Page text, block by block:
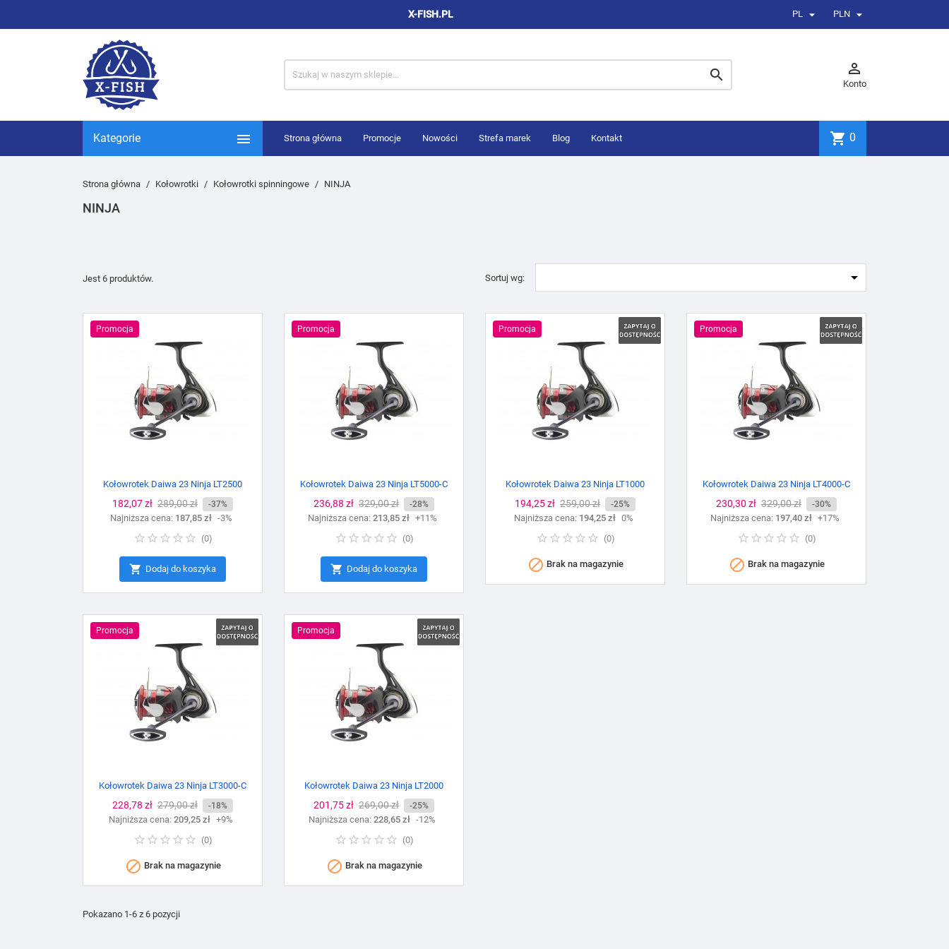
X-FISH.PL PL  PLN 
 
Konto
Kategorie  Strona główna Promocje Nowości Strefa marek Blog Kontakt shopping_cart 0
Strona główna Kołowrotki Kołowrotki spinningowe NINJA
NINJA
Jest 6 produktów. Sortuj wg: 
Promocja
Kołowrotek Daiwa 23 Ninja LT2500
Cena
182,07 zł Cena
podstawowa
289,00 zł -37%
Najniższa cena: 187,85 zł -3%
(0)
 Dodaj do koszyka
Promocja
Kołowrotek Daiwa 23 Ninja LT5000-C
Cena
236,88 zł Cena
podstawowa
329,00 zł -28%
Najniższa cena: 213,85 zł +11%
(0)
 Dodaj do koszyka
Promocja
Kołowrotek Daiwa 23 Ninja LT1000
Cena
194,25 zł Cena
podstawowa
259,00 zł -25%
Najniższa cena: 194,25 zł 0%
(0)
 Brak na magazynie
Promocja
Kołowrotek Daiwa 23 Ninja LT4000-C
Cena
230,30 zł Cena
podstawowa
329,00 zł -30%
Najniższa cena: 197,40 zł +17%
(0)
 Brak na magazynie
Promocja
Kołowrotek Daiwa 23 Ninja LT3000-C
Cena
228,78 zł Cena
podstawowa
279,00 zł -18%
Najniższa cena: 209,25 zł +9%
(0)
 Brak na magazynie
Promocja
Kołowrotek Daiwa 23 Ninja LT2000
Cena
201,75 zł Cena
podstawowa
269,00 zł -25%
Najniższa cena: 228,65 zł -12%
(0)
 Brak na magazynie
Pokazano 1-6 z 6 pozycji